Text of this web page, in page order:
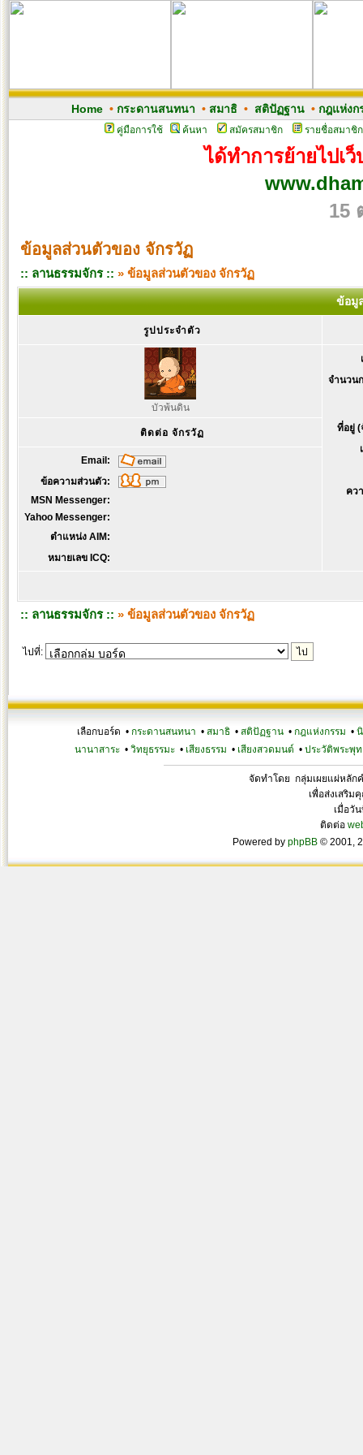
Home• กระดานสนทนา • สมาธิ• สติปัฏฐาน• กฎแห่งก
คู่มือการใช้ ค้นหา สมัครสมาชิก รายชื่อสมาชิก
ได้ทำการย้ายไปเ
15
ข้อมูลส่วนตัวของ จักรวัฏ
:: ลานธรรมจักร :: » ข้อมูลส่วนตัวของ จักรวัฏ
ข้อมู
รูปประจำตัว
บัวพ้นดิน
จำนวน
ที่อยู่ (
คว
ติดต่อ จักรวัฏ
Email:
ข้อความส่วนตัว:
MSN Messenger:
Yahoo Messenger:
ตำแหน่ง AIM:
หมายเลข ICQ:
:: ลานธรรมจักร :: » ข้อมูลส่วนตัวของ จักรวัฏ
ไปที่:
เลือกบอร์ด • กระดานสนทนา • สมาธิ • สติปัฏฐาน • กฎแห่งกรรม •
นานาสาระ• วิทยุธรรมะ• เสียงธรรม • เสียงสวดมนต์ • ประวัติพระพุท
จัดทำโดย กลุ่มเผยแผ่หลัก
เพื่อส่งเสริม
เมื่อวั
ติดต่อ
Powered by phpBB © 2001,